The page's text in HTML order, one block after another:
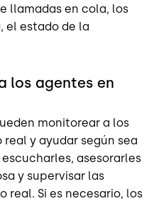
llamadas en cola, los
el estado de la
los agentes en
monitorear a los
y ayudar según sea
asesorarles
y supervisar las
real. Si es necesario, los